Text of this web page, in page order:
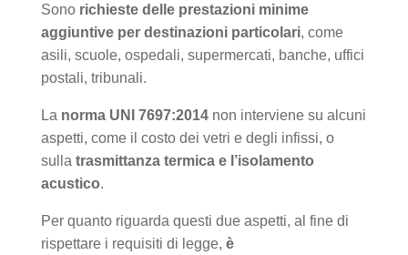
Sono richieste delle prestazioni minime
aggiuntive per destinazioni particolari, come
asili, scuole, ospedali, supermercati, banche, uffici
postali, tribunali.
La norma UNI 7697:2014non interviene su alcuni
aspetti, come il costo dei vetri e degli infissi, o
sulla trasmittanza termica e l’isolamento
acustico.
Per quanto riguarda questi due aspetti, al fine di
rispettare i requisiti di legge, è